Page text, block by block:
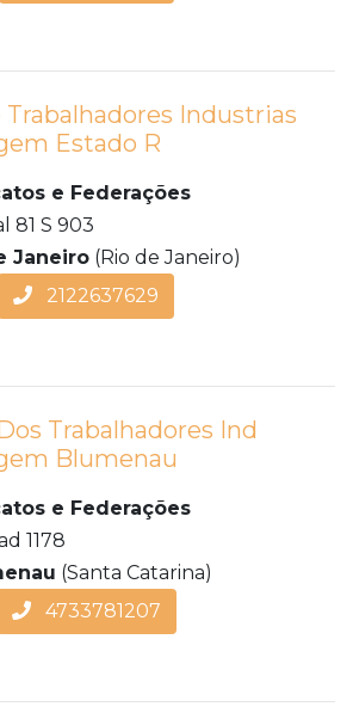
Trabalhadores Industrias
Estado R
e Federações
81 S 903
Janeiro (Rio de Janeiro)
2122637629
Trabalhadores Ind
Blumenau
e Federações
1178
(Santa Catarina)
4733781207